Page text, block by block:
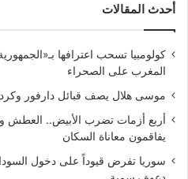
أحدث المقالات
كولومبيا تسحب اعترافها
المغرب على الصحراء
موسى هلال يصف قبائل دارفور
أربع أزمات تضرب الأبيض.. العطش
يفاقمون معاناة السكان
سوريا تفرض قيوداً على دخول